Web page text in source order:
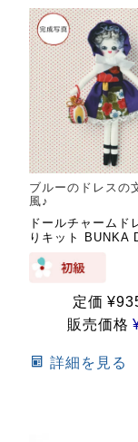
ブルーのドレスの
風♪
ドールチャームド
りキット BUNKA
定価 ¥
販売価格
詳細を見る